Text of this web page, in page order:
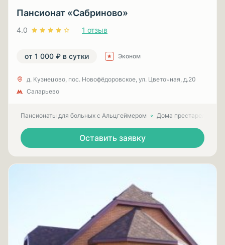
Пансионат «Сабриново»
4.0 1 отзыв
от 1 000 ₽ в сутки Эконом
д. Кузнецово, пос. Новофёдоровское, ул. Цветочная, д.20
Саларьево
Пансионаты для больных с Альцгеймером Дома престарелых
Оставить заявку